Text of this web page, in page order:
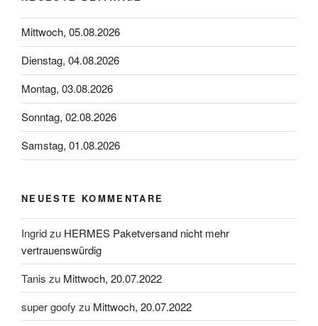
Mittwoch, 05.08.2026
Dienstag, 04.08.2026
Montag, 03.08.2026
Sonntag, 02.08.2026
Samstag, 01.08.2026
NEUESTE KOMMENTARE
Ingridzu HERMES Paketversand nicht mehr
vertrauenswürdig
Tanis zu Mittwoch, 20.07.2022
super goofy zu Mittwoch, 20.07.2022